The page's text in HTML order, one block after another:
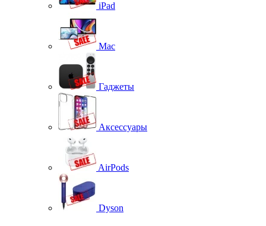
iPad
Mac
Гаджеты
Аксессуары
AirPods
Dyson